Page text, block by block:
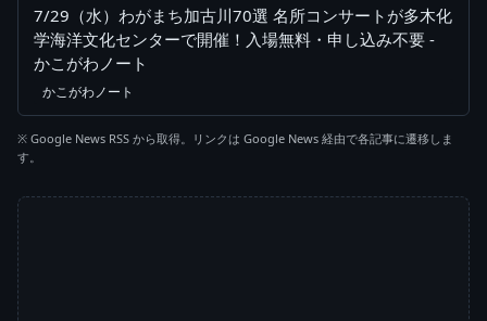
7/29（水）わがまち加古川70選 名所コンサートが多木化
学海洋文化センターで開催！入場無料・申し込み不要 -
かこがわノート
かこがわノート
※ Google News RSS から取得。リンクは Google News 経由で各記事に遷移しま
す。